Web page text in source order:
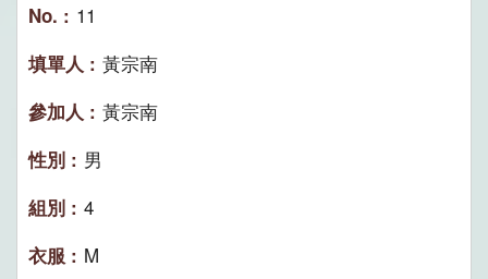
11
黃宗南
黃宗南
男
4
M